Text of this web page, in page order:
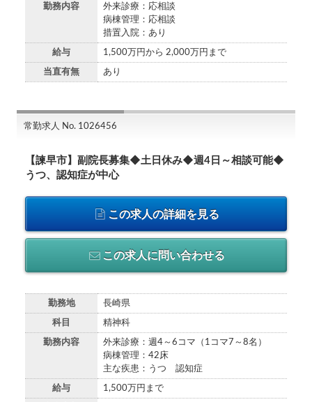
勤務内容
外来診療：応相談
病棟管理：応相談
措置入院：あり
給与 1,500万円から 2,000万円まで
当直有無 あり
常勤求人 No. 1026456
【諫早市】副院長募集◆土日休み◆週4日～相談可能◆
うつ、認知症が中心
この求人の詳細を見る
この求人に問い合わせる
勤務地 長崎県
科目 精神科
勤務内容
外来診療：週4～6コマ（1コマ7～8名）
病棟管理：42床
主な疾患：うつ 認知症
給与 1,500万円まで